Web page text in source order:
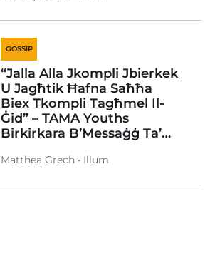
GOSSIP
“Jalla Alla Jkompli Jbierkek
U Jagħtik Ħafna Saħħa
Biex Tkompli Tagħmel Il-
Ġid” – TAMA Youths
Birkirkara B’Messaġġ Ta’…
Matthea Grech • Illum